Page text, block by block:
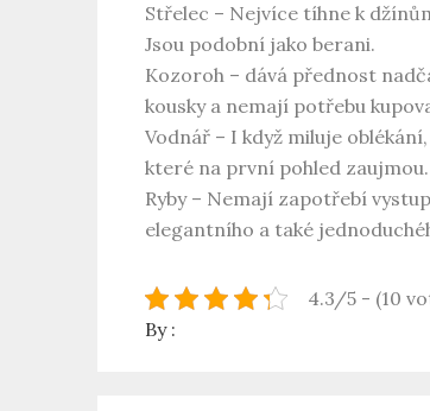
Střelec – Nejvíce tíhne k
Jsou podobní jako berani.
Kozoroh – dává přednost
kousky a nemají potřebu
Vodnář – I když miluje
které na první pohled
Ryby – Nemají zapotřebí
elegantního a také
4.3/5 - (10
By :